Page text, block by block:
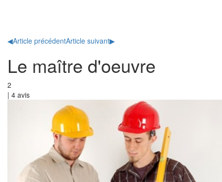
◀Article précédentArticle suivant▶
Le maître d'oeuvre
2
| 4 avis